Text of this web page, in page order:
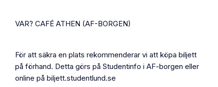
VAR? CAFÉ ATHEN (AF-BORGEN)
För att säkra en plats rekommenderar vi att köpa biljett
på förhand. Detta görs på Studentinfo i AF-borgen eller
online på biljett.studentlund.se